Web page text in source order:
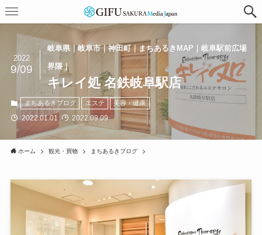
岐阜県｜岐阜市｜神田町｜まちあるきMAP｜岐阜駅前広場
界隈｜
キレイ処 名鉄岐阜駅店
2022
9/09
まちあるきブログ エステ 美容・健康
2022.01.01 2022.09.09
ホーム 観光・買物 まちあるきブログ